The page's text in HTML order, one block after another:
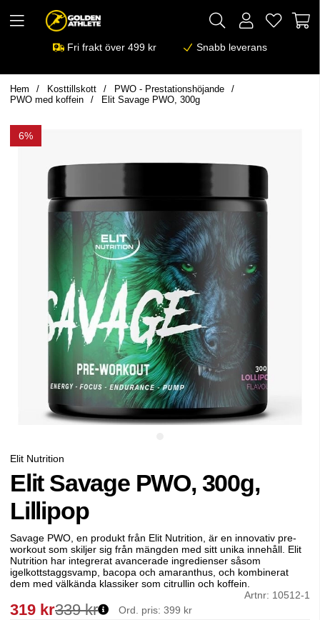
Fri frakt över 499 kr Snabb leverans
Hem Kosttillskott
PWO - Prestationshöjande
PWO med koffein
Elit Savage PWO, 300g
6%
Elit Nutrition
Elit Savage PWO, 300g,
Lillipop
Savage PWO, en produkt från Elit Nutrition, är en innovativ pre-
workout som skiljer sig från mängden med sitt unika innehåll. Elit
Nutrition har integrerat avancerade ingredienser såsom
igelkottstaggsvamp, bacopa och amaranthus, och kombinerat
dem med välkända klassiker som citrullin och koffein.
Artnr: 10512-1
319 kr339 kr Ord. pris: 399 kr